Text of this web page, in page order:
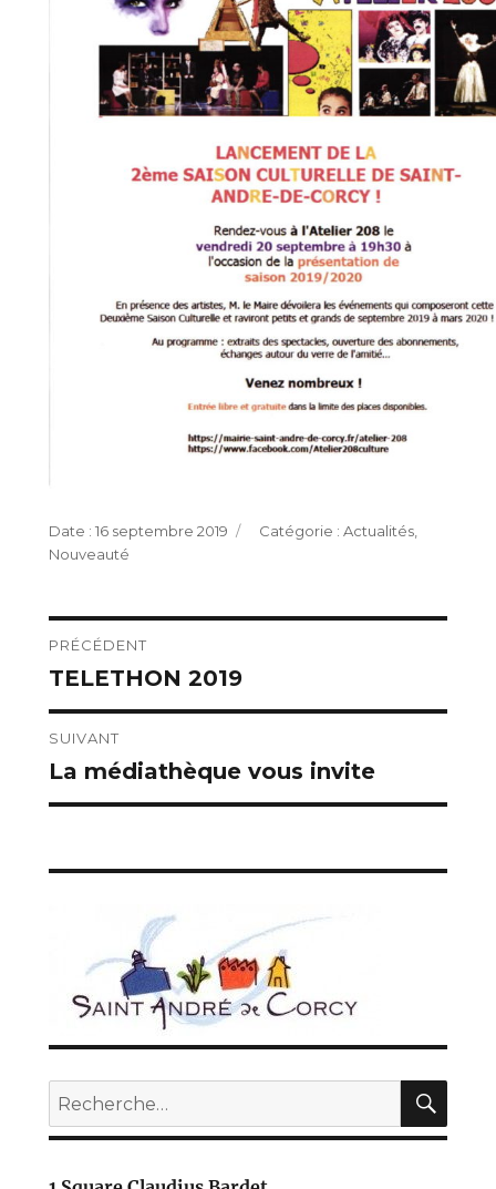
Publié
le
16 septembre 2019 Catégories
Actualités,
Nouveauté
Navigation
de
l’article
PRÉCÉDENT
Publication
précédente :
TELETHON 2019
SUIVANT
Publication
suivante :
La médiathèque vous invite
Recherche
pour :